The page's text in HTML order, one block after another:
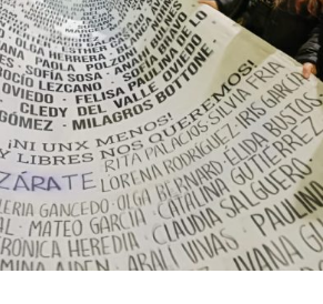
de la agenda legislativa en
y consolidación de discursos
a la diversidad.
titular del Instituto contra la
Ciudad de Buenos Aires e
Argentina LGBT+
aumento de estos crímenes en
de los discursos de odio
nacional. “Tanto el